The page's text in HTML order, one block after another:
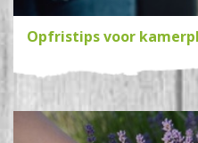
Opfristips voor